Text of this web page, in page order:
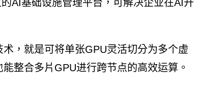
AI基础设施管理平台，可解决企业在AI开
，就是可将单张GPU灵活切分为多个虚
整合多片GPU进行跨节点的高效运算。